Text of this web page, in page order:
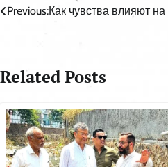
Post
Previous:Как чувства влияют
Related Posts